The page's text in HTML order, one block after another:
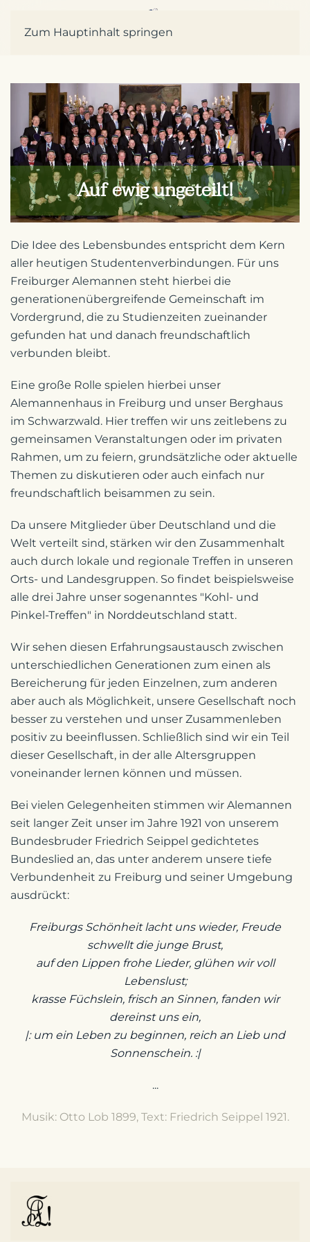
Zum Hauptinhalt springen
Auf ewig ungeteilt!
Die Idee des Lebensbundes entspricht dem Kern
aller heutigen Studentenverbindungen. Für uns
Freiburger Alemannen steht hierbei die
generationenübergreifende Gemeinschaft im
Vordergrund, die zu Studienzeiten zueinander
gefunden hat und danach freundschaftlich
verbunden bleibt.
Eine große Rolle spielen hierbei unser
Alemannenhaus in Freiburg und unser Berghaus
im Schwarzwald. Hier treffen wir uns zeitlebens zu
gemeinsamen Veranstaltungen oder im privaten
Rahmen, um zu feiern, grundsätzliche oder aktuelle
Themen zu diskutieren oder auch einfach nur
freundschaftlich beisammen zu sein.
Da unsere Mitglieder über Deutschland und die
Welt verteilt sind, stärken wir den Zusammenhalt
auch durch lokale und regionale Treffen in unseren
Orts- und Landesgruppen. So findet beispielsweise
alle drei Jahre unser sogenanntes "Kohl- und
Pinkel-Treffen" in Norddeutschland statt.
Wir sehen diesen Erfahrungsaustausch zwischen
unterschiedlichen Generationen zum einen als
Bereicherung für jeden Einzelnen, zum anderen
aber auch als Möglichkeit, unsere Gesellschaft noch
besser zu verstehen und unser Zusammenleben
positiv zu beeinflussen. Schließlich sind wir ein Teil
dieser Gesellschaft, in der alle Altersgruppen
voneinander lernen können und müssen.
Bei vielen Gelegenheiten stimmen wir Alemannen
seit langer Zeit unser im Jahre 1921 von unserem
Bundesbruder Friedrich Seippel gedichtetes
Bundeslied an, das unter anderem unsere tiefe
Verbundenheit zu Freiburg und seiner Umgebung
ausdrückt:
Freiburgs Schönheit lacht uns wieder, Freude
schwellt die junge Brust,
auf den Lippen frohe Lieder, glühen wir voll
Lebenslust;
krasse Füchslein, frisch an Sinnen, fanden wir
dereinst uns ein,
|: um ein Leben zu beginnen, reich an Lieb und
Sonnenschein. :|
...
Musik: Otto Lob 1899, Text: Friedrich Seippel 1921.